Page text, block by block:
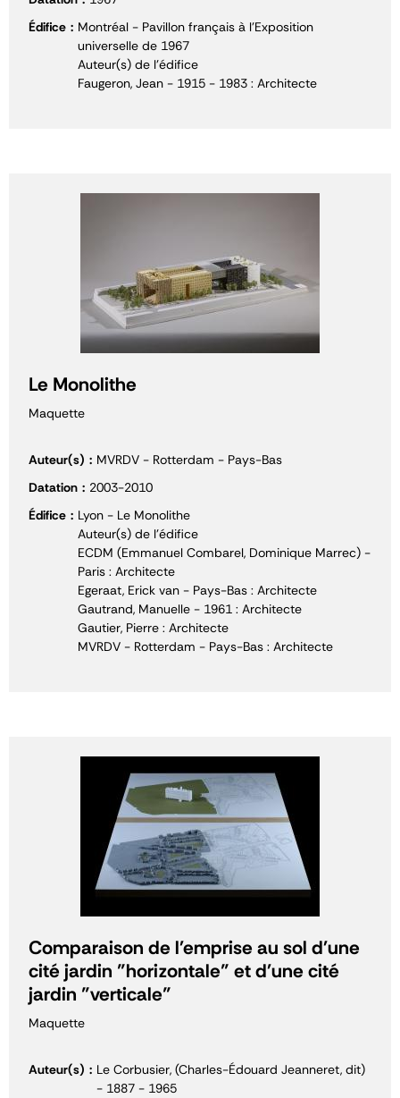
Édifice
Montréal - Pavillon français à l'Exposition
universelle de 1967
Auteur(s) de l'édifice
Faugeron, Jean - 1915 - 1983 : Architecte
Le Monolithe
Maquette
Auteur(s)
MVRDV - Rotterdam - Pays-Bas
Datation
2003-2010
Édifice
Lyon - Le Monolithe
Auteur(s) de l'édifice
ECDM (Emmanuel Combarel, Dominique Marrec) -
Paris : Architecte
Egeraat, Erick van - Pays-Bas : Architecte
Gautrand, Manuelle - 1961 : Architecte
Gautier, Pierre : Architecte
MVRDV - Rotterdam - Pays-Bas : Architecte
Comparaison de l'emprise au sol d'une
cité jardin "horizontale" et d'une cité
jardin "verticale"
Maquette
Auteur(s)
Le Corbusier, (Charles-Édouard Jeanneret, dit)
- 1887 - 1965